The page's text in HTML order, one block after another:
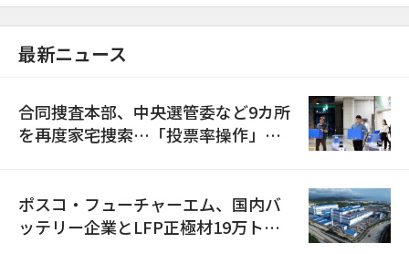
最新ニュース
合同捜査本部、中央選管委など9カ所
を再度家宅捜索…「投票率操作」の
ポスコ・フューチャーエム、国内バ
ッテリー企業とLFP正極材19万トン